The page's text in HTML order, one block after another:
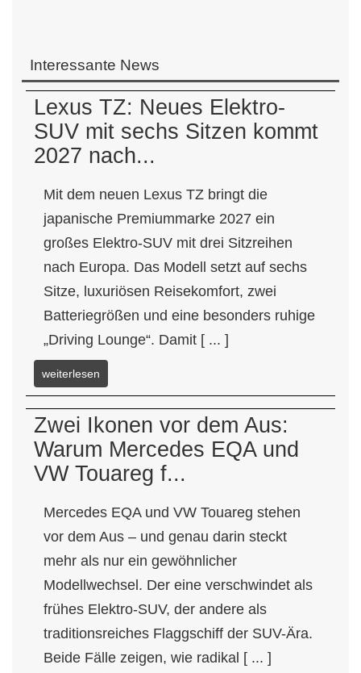
Interessante News
Lexus TZ: Neues Elektro-
SUV mit sechs Sitzen kommt
2027 nach...
Mit dem neuen Lexus TZ bringt die
japanische Premiummarke 2027 ein
großes Elektro-SUV mit drei Sitzreihen
nach Europa. Das Modell setzt auf sechs
Sitze, luxuriösen Reisekomfort, zwei
Batteriegrößen und eine besonders ruhige
„Driving Lounge“. Damit [ ... ]
weiterlesen
Zwei Ikonen vor dem Aus:
Warum Mercedes EQA und
VW Touareg f...
Mercedes EQA und VW Touareg stehen
vor dem Aus – und genau darin steckt
mehr als nur ein gewöhnlicher
Modellwechsel. Der eine verschwindet als
frühes Elektro-SUV, der andere als
traditionsreiches Flaggschiff der SUV-Ära.
Beide Fälle zeigen, wie radikal [ ... ]